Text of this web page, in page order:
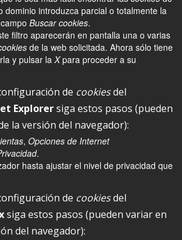
dominio introduzca parcial o totalmente la
Buscar cookies.
filtro aparecerán en pantalla una o varias
de la web solicitada. Ahora sólo tiene
y pulsar la Xpara proceder a su
de cookiesdel
Explorersiga estos pasos (pueden
la versión del navegador):
, Opciones de Internet
.
hasta ajustar el nivel de privacidad que
de cookiesdel
siga estos pasos (pueden variar en
del navegador):